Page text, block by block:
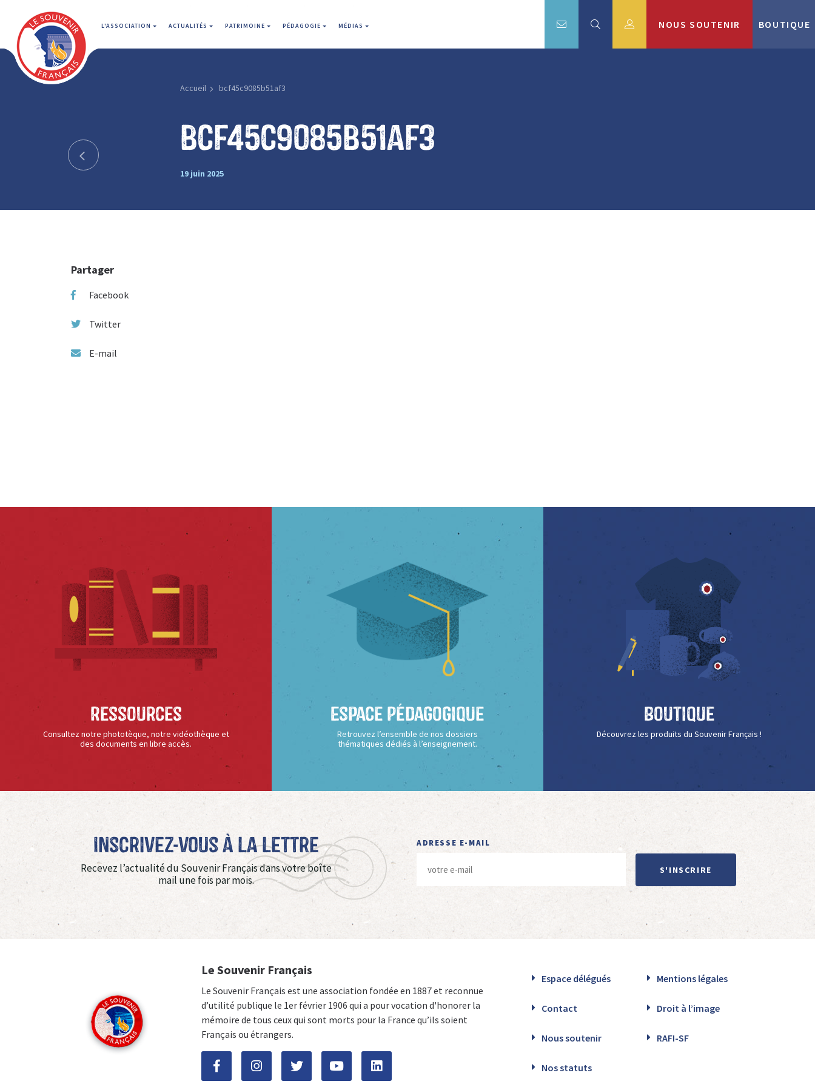
L'ASSOCIATION ACTUALITÉS PATRIMOINE PÉDAGOGIE MÉDIAS NOUS SOUTENIR BOUTIQUE
Accueil bcf45c9085b51af3
bcf45c9085b51af3
19 juin 2025
Partager
Facebook
Twitter
E-mail
Ressources
Consultez notre phototèque, notre vidéothèque et
des documents en libre accès.
Espace Pédagogique
Retrouvez l’ensemble de nos dossiers
thématiques dédiés à l’enseignement.
Boutique
Découvrez les produits du Souvenir Français !
Inscrivez-vous à La Lettre
Recevez l’actualité du Souvenir Français dans votre boîte
mail une fois par mois.
ADRESSE E-MAIL
S'INSCRIRE
Le Souvenir Français
Le Souvenir Français est une association fondée en 1887 et reconnue
d’utilité publique le 1er février 1906 qui a pour vocation d'honorer la
mémoire de tous ceux qui sont morts pour la France qu’ils soient
Français ou étrangers.
Espace délégués Mentions légales
Contact Droit à l’image
Nous soutenir RAFI-SF
Nos statuts